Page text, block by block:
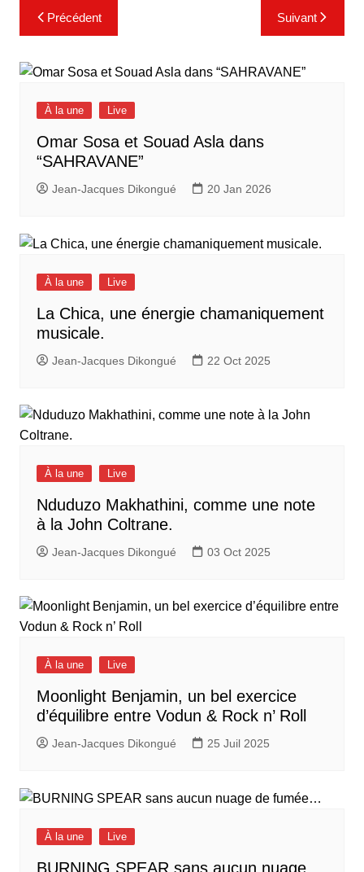
Navigation
de
l’article
Précédent Suivant
À la une Live
Omar Sosa et Souad Asla dans
“SAHRAVANE”
Jean-Jacques Dikongué 20 Jan 2026
À la une Live
La Chica, une énergie chamaniquement
musicale.
Jean-Jacques Dikongué 22 Oct 2025
À la une Live
Nduduzo Makhathini, comme une note
à la John Coltrane.
Jean-Jacques Dikongué 03 Oct 2025
À la une Live
Moonlight Benjamin, un bel exercice
d’équilibre entre Vodun & Rock n’ Roll
Jean-Jacques Dikongué 25 Juil 2025
À la une Live
BURNING SPEAR sans aucun nuage